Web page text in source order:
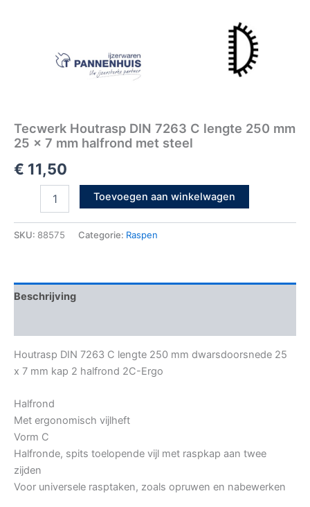
Tecwerk Houtrasp DIN 7263 C lengte 250 mm
25 x 7 mm halfrond met steel
€ 11,50
Toevoegen aan winkelwagen
SKU: 88575 Categorie: Raspen
Beschrijving
Houtrasp DIN 7263 C lengte 250 mm dwarsdoorsnede 25
x 7 mm kap 2 halfrond 2C-Ergo
Halfrond
Met ergonomisch vijlheft
Vorm C
Halfronde, spits toelopende vijl met raspkap aan twee
zijden
Voor universele rasptaken, zoals opruwen en nabewerken